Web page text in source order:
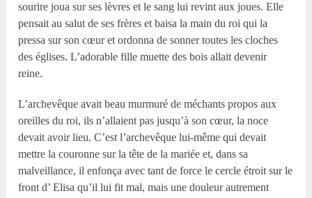
sourire joua sur ses lèvres et le sang lui revint aux joues. Elle
pensait au salut de ses frères et baisa la main du roi qui la
pressa sur son cœur et ordonna de sonner toutes les cloches
des églises. L’adorable fille muette des bois allait devenir
reine.
L’archevêque avait beau murmuré de méchants propos aux
oreilles du roi, ils n’allaient pas jusqu’à son cœur, la noce
devait avoir lieu. C’est l’archevêque lui-même qui devait
mettre la couronne sur la tête de la mariée et, dans sa
malveillance, il enfonça avec tant de force le cercle étroit sur le
front d’ Elisa qu’il lui fit mal, mais une douleur autrement